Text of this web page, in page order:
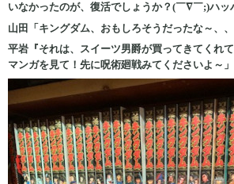
いなかったのが、復活でしょうか？(￣∇￣;)ハッ
山田「キングダム、おもしろそうだったな～、、
平岩『それは、スイーツ男爵が買ってきてくれ
マンガを見て！先に呪術廻戦みてくださいよ～」